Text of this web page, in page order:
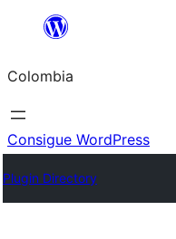
Saltar
contenido
Colombia
Consigue WordPress
Plugin Directory